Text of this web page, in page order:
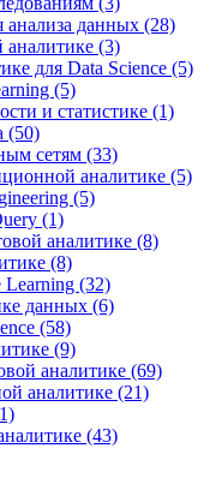
данных (28)
(3)
для Data Science (5)
(5)
и статистике (1)
(50)
сетям (33)
аналитике (5)
(5)
(1)
аналитике (8)
(8)
(32)
данных (6)
(58)
(9)
аналитике (69)
аналитике (21)
(43)